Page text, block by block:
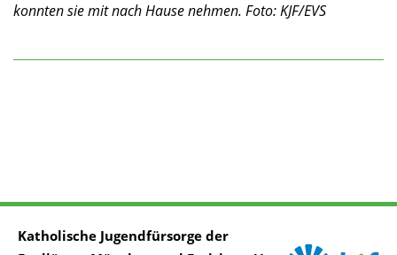
konnten sie mit nach Hause nehmen. Foto: KJF/EVS
Katholische Jugendfürsorge der